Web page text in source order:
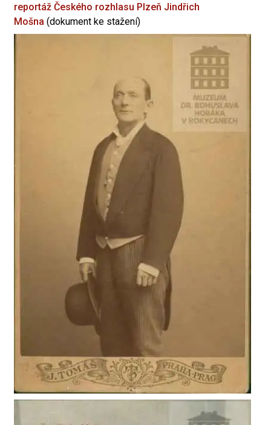
reportáž Českého rozhlasu Plzeň Jindřich
Mošna (dokument ke stažení)